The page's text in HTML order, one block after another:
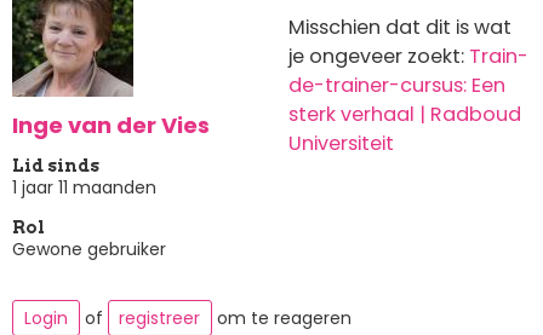
Inge van der Vies
Lid sinds
1 jaar 11 maanden
Rol
Gewone gebruiker
Misschien dat dit is wat
je ongeveer zoekt: Train-
de-trainer-cursus: Een
sterk verhaal | Radboud
Universiteit
Login of registreer om te reageren